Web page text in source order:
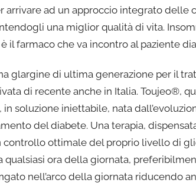
arrivare ad un approccio integrato delle
una miglior qualità di vita.
il farmaco che va incontro al paziente
glargine di ultima generazione per il
di recente anche in Italia. Toujeo®,
soluzione iniettabile, nata
del diabete. Una terapia,
ottimale del proprio livello di
qualsiasi ora della giornata,
nell’arco della giornata riducendo